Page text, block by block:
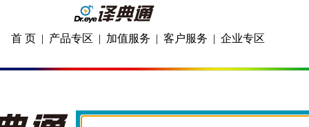
首 页 | 产品专区 | 加值服务 | 客户服务 | 企业专区